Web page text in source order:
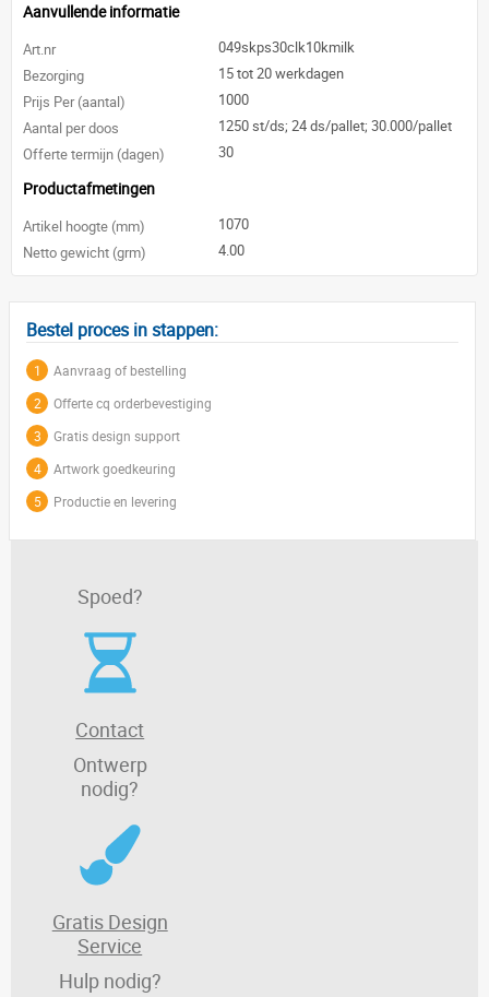
Aanvullende informatie
Art.nr
049skps30clk10kmilk
Bezorging
15 tot 20 werkdagen
Prijs Per (aantal)
1000
Aantal per doos
1250 st/ds; 24 ds/pallet; 30.000/pallet
Offerte termijn (dagen)
30
Productafmetingen
Artikel hoogte (mm)
1070
Netto gewicht (grm)
4.00
Bestel proces in stappen:
1
Aanvraag of bestelling
2
Offerte cq orderbevestiging
3
Gratis design support
4
Artwork goedkeuring
5
Productie en levering
Spoed?
Contact
Ontwerp
nodig?
Gratis Design
Service
Hulp nodig?